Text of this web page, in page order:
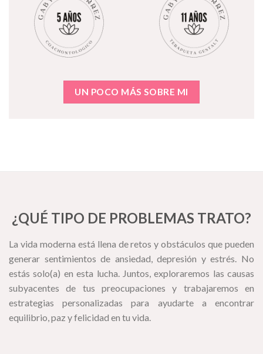
UN POCO MÁS SOBRE MI
¿QUÉ TIPO DE PROBLEMAS TRATO?
La vida moderna está llena de retos y obstáculos que pueden
generar sentimientos de ansiedad, depresión y estrés. No
estás solo(a) en esta lucha. Juntos, exploraremos las causas
subyacentes de tus preocupaciones y trabajaremos en
estrategias personalizadas para ayudarte a encontrar
equilibrio, paz y felicidad en tu vida.